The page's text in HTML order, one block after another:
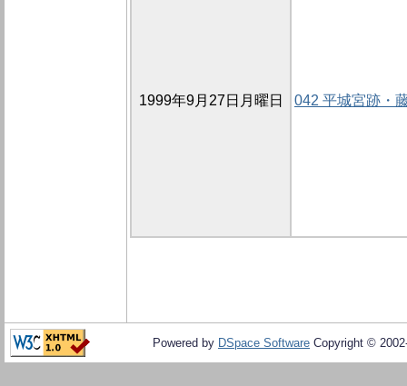
1999年9月27日月曜日 042 平城宮跡・
Powered by DSpace Software Copyright ©